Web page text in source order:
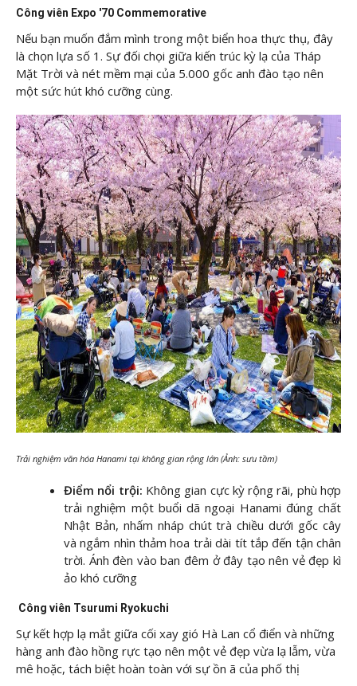
Công viên Expo '70 Commemorative
Nếu bạn muốn đắm mình trong một biển hoa thực thụ, đây
là chọn lựa số 1. Sự đối chọi giữa kiến trúc kỳ lạ của Tháp
Mặt Trời và nét mềm mại của 5.000 gốc anh đào tạo nên
một sức hút khó cưỡng cùng.
Trải nghiệm văn hóa Hanami tại không gian rộng lớn (Ảnh: sưu tầm)
Điểm nổi trội: Không gian cực kỳ rộng rãi, phù hợp
trải nghiệm một buổi dã ngoại Hanami đúng chất
Nhật Bản, nhấm nháp chút trà chiều dưới gốc cây
và ngắm nhìn thảm hoa trải dài tít tắp đến tận chân
trời. Ánh đèn vào ban đêm ở đây tạo nên vẻ đẹp kì
ảo khó cưỡng
Công viên Tsurumi Ryokuchi
Sự kết hợp lạ mắt giữa cối xay gió Hà Lan cổ điển và những
hàng anh đào hồng rực tạo nên một vẻ đẹp vừa lạ lẫm, vừa
mê hoặc, tách biệt hoàn toàn với sự ồn ã của phố thị